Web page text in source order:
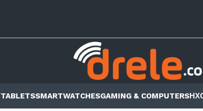
TABLETSSMARTWATCHESGAMING & COMPUTERS